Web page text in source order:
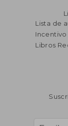
Lista de
Incentivo
Libros